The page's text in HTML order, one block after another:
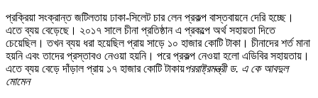
প্রক্রিয়া সংক্রান্ত জটিলতায় ঢাকা-সিলেট চার লেন প্রকল্প বাস্তবায়নে দেরি হচ্ছে।
এতে ব্যয় বেড়েছে। ২০১৭ সালে চীনা প্রতিষ্ঠান এ প্রকল্পে অর্থ সহায়তা দিতে
চেয়েছিল। তখন ব্যয় ধরা হয়েছিল প্রায় সাড়ে ১০ হাজার কোটি টাকা। চীনাদের শর্ত মানা
হয়নি এবং তাদের প্রস্তাবও নেওয়া হয়নি। পরে প্রকল্প নেওয়া হলো এডিবির সহায়তায়।
এতে ব্যয় বেড়ে দাঁড়াল প্রায় ১৭ হাজার কোটি টাকায়পররাষ্ট্রমন্ত্রী ড. এ কে আবদুল
মোমেন